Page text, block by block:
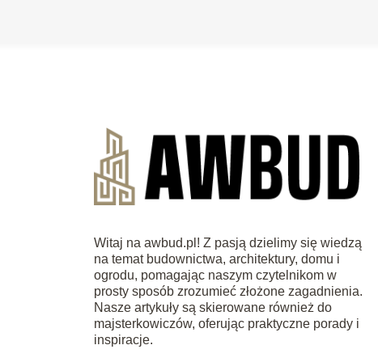
Witaj na awbud.pl! Z pasją dzielimy się wiedzą
na temat budownictwa, architektury, domu i
ogrodu, pomagając naszym czytelnikom w
prosty sposób zrozumieć złożone zagadnienia.
Nasze artykuły są skierowane również do
majsterkowiczów, oferując praktyczne porady i
inspiracje.